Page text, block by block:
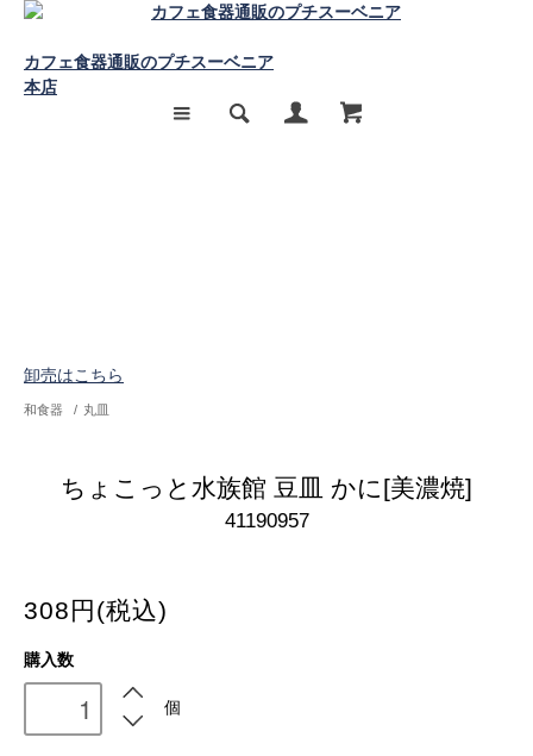
カフェ食器通販のプチスーベニア
本店
卸売はこちら
和食器 / 丸皿
ちょこっと水族館 豆皿 かに[美濃焼]
41190957
308円(税込)
購入数
個